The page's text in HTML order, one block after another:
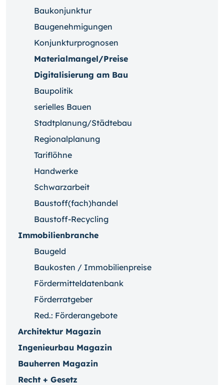
Baukonjunktur
Baugenehmigungen
Konjunkturprognosen
Materialmangel/Preise
Digitalisierung am Bau
Baupolitik
serielles Bauen
Stadtplanung/Städtebau
Regionalplanung
Tariflöhne
Handwerke
Schwarzarbeit
Baustoff(fach)handel
Baustoff-Recycling
Immobilienbranche
Baugeld
Baukosten / Immobilienpreise
Fördermitteldatenbank
Förderratgeber
Red.: Förderangebote
Architektur Magazin
Ingenieurbau Magazin
Bauherren Magazin
Recht + Gesetz